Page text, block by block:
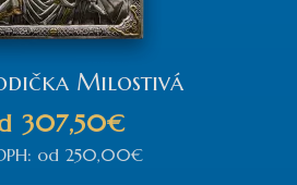
Milostivá
307,50€
od 250,00€